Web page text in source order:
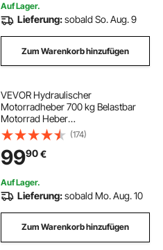
Auf Lager.
Lieferung:sobald So. Aug. 9
Zum Warenkorb hinzufügen
VEVOR Hydraulischer
Motorradheber 700 kg Belastbar
Motorrad Heber
Motorradhebebühne Montagebock
Motorrad, Einstellbare 120-385 mm
Montagebock Motorradlift,
Motoständer in Garage &
Außenbereichen
(174)
9990€
Auf Lager.
Lieferung:sobald Mo. Aug. 10
Zum Warenkorb hinzufügen